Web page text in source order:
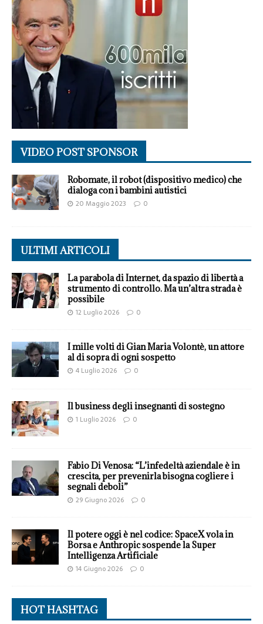
VIDEO POST SPONSOR
Robomate, il robot (dispositivo medico) che
dialoga con i bambini autistici
20 Maggio 2023 0
ULTIMI ARTICOLI
La parabola di Internet, da spazio di libertà a
strumento di controllo. Ma un’altra strada è
possibile
12 Luglio 2026 0
I mille volti di Gian Maria Volontè, un attore
al di sopra di ogni sospetto
4 Luglio 2026 0
Il business degli insegnanti di sostegno
1 Luglio 2026 0
Fabio Di Venosa: “L’infedeltà aziendale è in
crescita, per prevenirla bisogna cogliere i
segnali deboli”
29 Giugno 2026 0
Il potere oggi è nel codice: SpaceX vola in
Borsa e Anthropic sospende la Super
Intelligenza Artificiale
14 Giugno 2026 0
HOT HASHTAG